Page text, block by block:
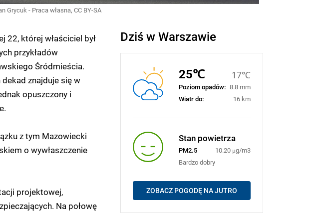
Grycuk - Praca własna, CC BY-SA
22, której właściciel był
przykładów
Śródmieścia.
znajduje się w
opuszczony i
z tym Mazowiecki
o wywłaszczenie
projektowej,
Na połowę
Dziś w Warszawie
25℃ 17℃
Poziom opadów: 8.8 mm
Wiatr do:
16 km
Stan powietrza
PM2.5
10.20 μg/m3
Bardzo dobry
ZOBACZ POGODĘ NA JUTRO